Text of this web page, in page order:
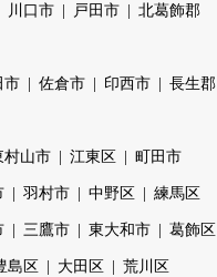
川口市 戸田市 北葛飾郡
市 佐倉市 印西市 長生郡
村山市 江東区 町田市
羽村市 中野区 練馬区
三鷹市 東大和市 葛飾区
島区 大田区 荒川区